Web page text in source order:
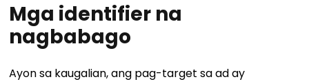
Mga identifier na
nagbabago
Ayon sa kaugalian, ang pag-target sa ad ay